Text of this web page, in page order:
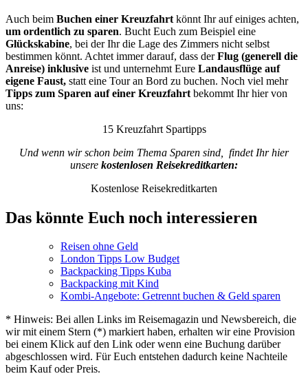
Auch beim Buchen einer Kreuzfahrt könnt Ihr auf einiges achten,
um ordentlich zu sparen. Bucht Euch zum Beispiel eine
Glückskabine, bei der Ihr die Lage des Zimmers nicht selbst
bestimmen könnt. Achtet immer darauf, dass derFlug (generell die
Anreise) inklusive ist und unternehmt Eure Landausflüge auf
eigene Faust, statt eine Tour an Bord zu buchen. Noch viel mehr
Tipps zum Sparen auf einer Kreuzfahrt bekommt Ihr hier von
uns:
15 Kreuzfahrt Spartipps
Und wenn wir schon beim Thema Sparen sind, findet Ihr hier
unsere kostenlosen Reisekreditkarten:
Kostenlose Reisekreditkarten
Das könnte Euch noch interessieren
Reisen ohne Geld
London Tipps Low Budget
Backpacking Tipps Kuba
Backpacking mit Kind
Kombi-Angebote: Getrennt buchen & Geld sparen
* Hinweis: Bei allen Links im Reisemagazin und Newsbereich, die
wir mit einem Stern (*) markiert haben, erhalten wir eine Provision
bei einem Klick auf den Link oder wenn eine Buchung darüber
abgeschlossen wird. Für Euch entstehen dadurch keine Nachteile
beim Kauf oder Preis.